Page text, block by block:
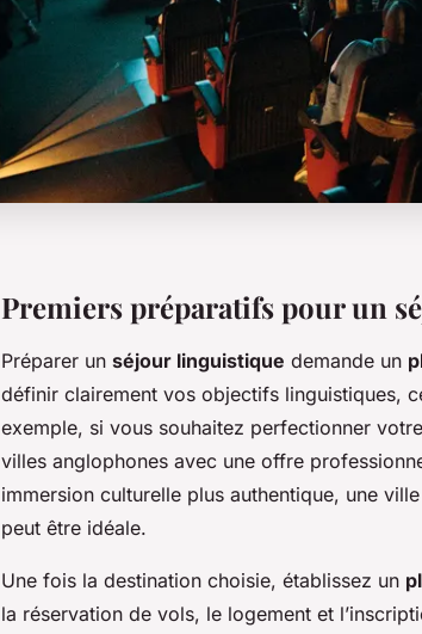
Premiers préparatifs pour un
Préparer un séjour linguistique demande un
définir clairement vos objectifs linguistiques,
exemple, si vous souhaitez perfectionner
villes anglophones avec une offre
immersion culturelle plus authentique, une
peut être idéale.
Une fois la destination choisie, établissez un
la réservation de vols, le logement et